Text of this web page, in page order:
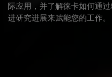
际应用，并了解徕卡如何通
进研究进展来赋能您的工作。